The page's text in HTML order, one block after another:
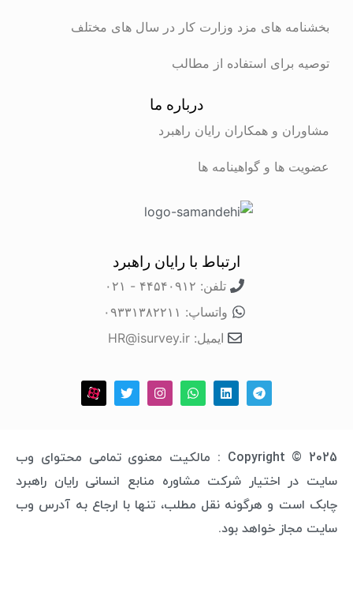
بخشنامه های مزد وزارت کار در سال های مختلف
توصیه برای استفاده از مطالب
درباره ما
مشاوران و همکاران رایان راهبرد
عضویت ها و گواهینامه ها
ارتباط با رایان راهبرد
تلفن: ۴۴۵۴۰۹۱۲ - ۰۲۱
واتساپ: ۰۹۳۳۱۳۸۲۲۱۱
ایمیل: HR@isurvey.ir
Copyright © 2025 : مالکیت معنوی تمامی محتوای وب
سایت در اختیار شرکت مشاوره منابع انسانی رایان راهبرد
چابک است و هرگونه نقل مطلب، تنها با ارجاع به آدرس وب
سایت مجاز خواهد بود.